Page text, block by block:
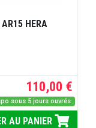
HERA
110,00 €
sous 5 jours ouvrés
AU PANIER